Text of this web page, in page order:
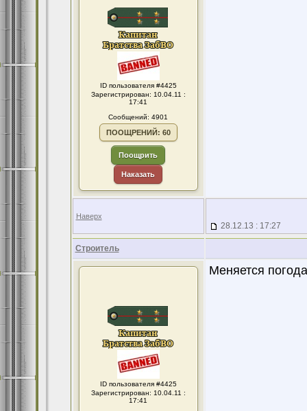
ID пользователя #4425
Зарегистрирован: 10.04.11 :
17:41
Сообщений: 4901
ПООЩРЕНИЙ: 60
Поощрить
Наказать
Наверх
28.12.13 : 17:27
Строитель
ID пользователя #4425
Зарегистрирован: 10.04.11 :
17:41
Меняется